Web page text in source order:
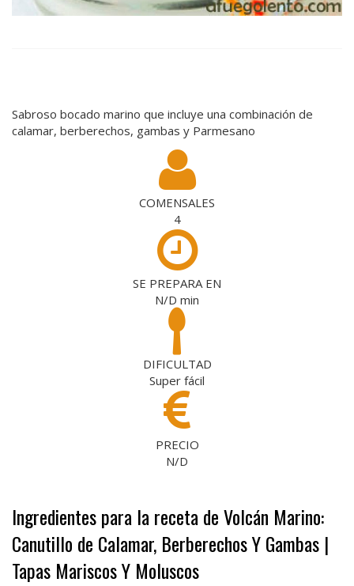
Sabroso bocado marino que incluye una combinación de
calamar, berberechos, gambas y Parmesano
COMENSALES
4
SE PREPARA EN
N/D min
DIFICULTAD
Super fácil
PRECIO
N/D
Ingredientes para la receta de Volcán Marino:
Canutillo de Calamar, Berberechos Y Gambas |
Tapas Mariscos Y Moluscos